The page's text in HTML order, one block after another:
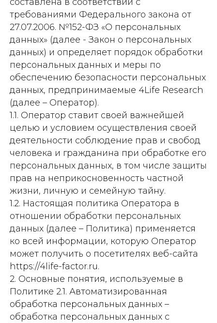
требованиями Федерального закона от
27.07.2006. №152-ФЗ «О персональных
данных» (далее - Закон о персональных
данных) и определяет порядок обработки
персональных данных и меры по
обеспечению безопасности персональных
данных, предпринимаемые 4Life Research
(далее – Оператор).
1.1. Оператор ставит своей важнейшей
целью и условием осуществления своей
деятельности соблюдение прав и свобод
человека и гражданина при обработке его
персональных данных, в том числе защиты
прав на неприкосновенность частной
жизни, личную и семейную тайну.
1.2. Настоящая политика Оператора в
отношении обработки персональных
данных (далее – Политика) применяется
ко всей информации, которую Оператор
может получить о посетителях веб-сайта
https://4life-factor.ru.
2. Основные понятия, используемые в
Политике 2.1. Автоматизированная
обработка персональных данных –
обработка персональных данных с